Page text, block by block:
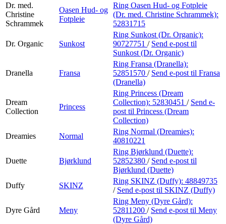
Dr. med.
Christine
Schrammek
Oasen Hud- og
Fotpleie
Ring Oasen Hud- og Fotpleie
(Dr. med. Christine Schrammek):
52831715
Dr. Organic Sunkost
Ring Sunkost (Dr. Organic):
90727751 / Send e-post til
Sunkost (Dr. Organic)
Dranella Fransa
Ring Fransa (Dranella):
52851570 / Send e-post til Fransa
(Dranella)
Dream
Collection
Princess
Ring Princess (Dream
Collection): 52830451 / Send e-
post til Princess (Dream
Collection)
Dreamies
Normal
Ring Normal (Dreamies):
40810221
Duette Bjørklund
Ring Bjørklund (Duette):
52852380 / Send e-post til
Bjørklund (Duette)
Duffy
SKINZ
Ring SKINZ (Duffy): 48849735
/ Send e-post til SKINZ (Duffy)
Dyre Gård Meny
Ring Meny (Dyre Gård):
52811200 / Send e-post til Meny
(Dyre Gård)